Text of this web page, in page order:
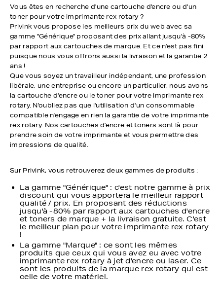
Vous êtes en recherche d'une cartouche d'encre ou d'un
toner pour votre imprimante rex rotary ?
Privink vous propose les meilleurs prix du web avec sa
gamme "Générique" proposant des prix allant jusqu'à -80%
par rapport aux cartouches de marque. Et ce n'est pas fini
puisque nous vous offrons aussi la livraison et la garantie 2
ans !
Que vous soyez un travailleur indépendant, une profession
libérale, une entreprise ou encore un particulier, nous avons
la cartouche d'encre ou le toner pour votre imprimante rex
rotary. N'oubliez pas que l'utilisation d'un consommable
compatible n'engage en rien la garantie de votre imprimante
rex rotary. Nos cartouches d'encre et toners sont là pour
prendre soin de votre imprimante et vous permettre des
impressions de qualité.
Sur Privink, vous retrouverez deux gammes de produits :
La gamme "Générique" : c'est notre gamme à prix
discount qui vous apportera le meilleur rapport
qualité / prix. En proposant des réductions
jusqu'à -80% par rapport aux cartouches d'encre
et toners de marque + la livraison gratuite. C'est
le meilleur plan pour votre imprimante rex rotary
!
La gamme "Marque" : ce sont les mêmes
produits que ceux qui vous avez eu avec votre
imprimante rex rotary à jet d'encre ou laser. Ce
sont les produits de la marque rex rotary qui est
celle de votre matériel.